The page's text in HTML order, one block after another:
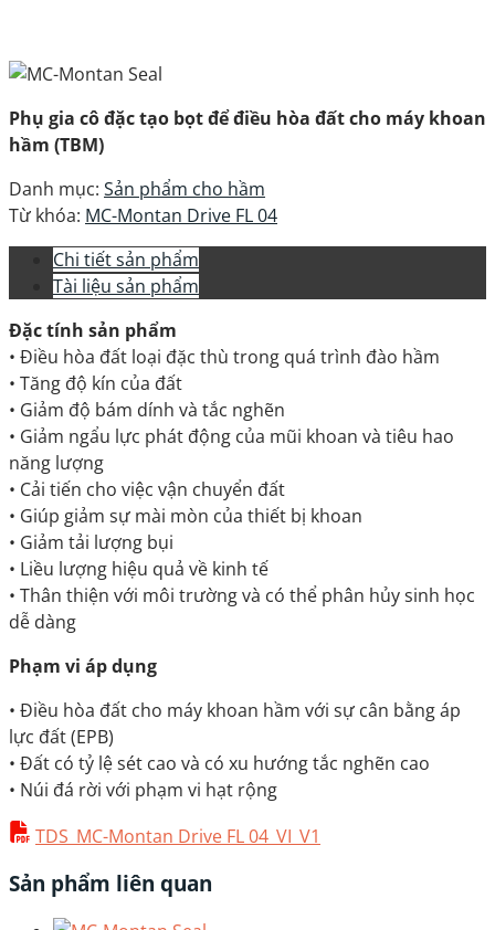
Phụ gia cô đặc tạo bọt để điều hòa đất cho máy khoan
hầm (TBM)
Danh mục: Sản phẩm cho hầm
Từ khóa: MC-Montan Drive FL 04
Chi tiết sản phẩm
Tài liệu sản phẩm
Đặc tính sản phẩm
• Điều hòa đất loại đặc thù trong quá trình đào hầm
• Tăng độ kín của đất
• Giảm độ bám dính và tắc nghẽn
• Giảm ngẩu lực phát động của mũi khoan và tiêu hao
năng lượng
• Cải tiến cho việc vận chuyển đất
• Giúp giảm sự mài mòn của thiết bị khoan
• Giảm tải lượng bụi
• Liều lượng hiệu quả về kinh tế
• Thân thiện với môi trường và có thể phân hủy sinh học
dễ dàng
Phạm vi áp dụng
• Điều hòa đất cho máy khoan hầm với sự cân bằng áp
lực đất (EPB)
• Đất có tỷ lệ sét cao và có xu hướng tắc nghẽn cao
• Núi đá rời với phạm vi hạt rộng
TDS_MC-Montan Drive FL 04_VI_V1
Sản phẩm liên quan